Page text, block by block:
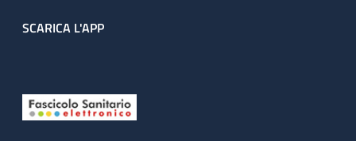
SCARICA L'APP